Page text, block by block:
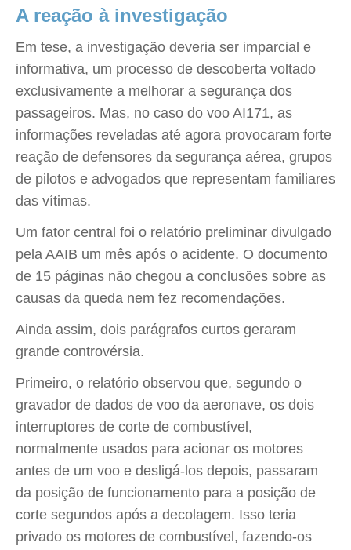
A reação à investigação
Em tese, a investigação deveria ser imparcial e
informativa, um processo de descoberta voltado
exclusivamente a melhorar a segurança dos
passageiros. Mas, no caso do voo AI171, as
informações reveladas até agora provocaram forte
reação de defensores da segurança aérea, grupos
de pilotos e advogados que representam familiares
das vítimas.
Um fator central foi o relatório preliminar divulgado
pela AAIB um mês após o acidente. O documento
de 15 páginas não chegou a conclusões sobre as
causas da queda nem fez recomendações.
Ainda assim, dois parágrafos curtos geraram
grande controvérsia.
Primeiro, o relatório observou que, segundo o
gravador de dados de voo da aeronave, os dois
interruptores de corte de combustível,
normalmente usados para acionar os motores
antes de um voo e desligá-los depois, passaram
da posição de funcionamento para a posição de
corte segundos após a decolagem. Isso teria
privado os motores de combustível, fazendo-os